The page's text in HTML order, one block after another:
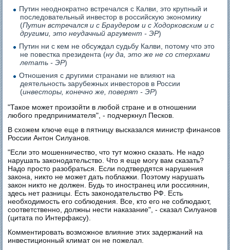
Путин неоднократно встречался с Калви, это крупный и
последовательный инвестор в российскую экономику
(Путин встречался и с Браудером и с Ходорковским и с
другими, это неудачный аргумент - ЭР)
Путин ни с кем не обсуждал судьбу Калви, потому что это
не повестка президента (ну да, это же не со стерхами
летать - ЭР)
Отношения с другими странами не влияют на
деятельность зарубежных инвесторов в России
(инвесторы, конечно же, поверят - ЭР)
"Такое может произойти в любой стране и в отношении
любого предпринимателя", - подчеркнул Песков.
В схожем ключе еще в пятницу высказался министр финансов
России Антон Силуанов.
"Если это мошенничество, что тут можно сказать. Не надо
нарушать законодательство. Что я еще могу вам сказать?
Надо просто разобраться. Если подтвердятся нарушения
закона, никто не может дать поблажки. Поэтому нарушать
закон никто не должен. Будь то иностранец или россиянин,
здесь нет разницы. Есть законодательство РФ. Есть
необходимость его соблюдения. Все, кто его не соблюдают,
соответственно, должны нести наказание", - сказал Силуанов
(цитата по Интерфаксу).
Комментировать возможное влияние этих задержаний на
инвестиционный климат он не пожелал.